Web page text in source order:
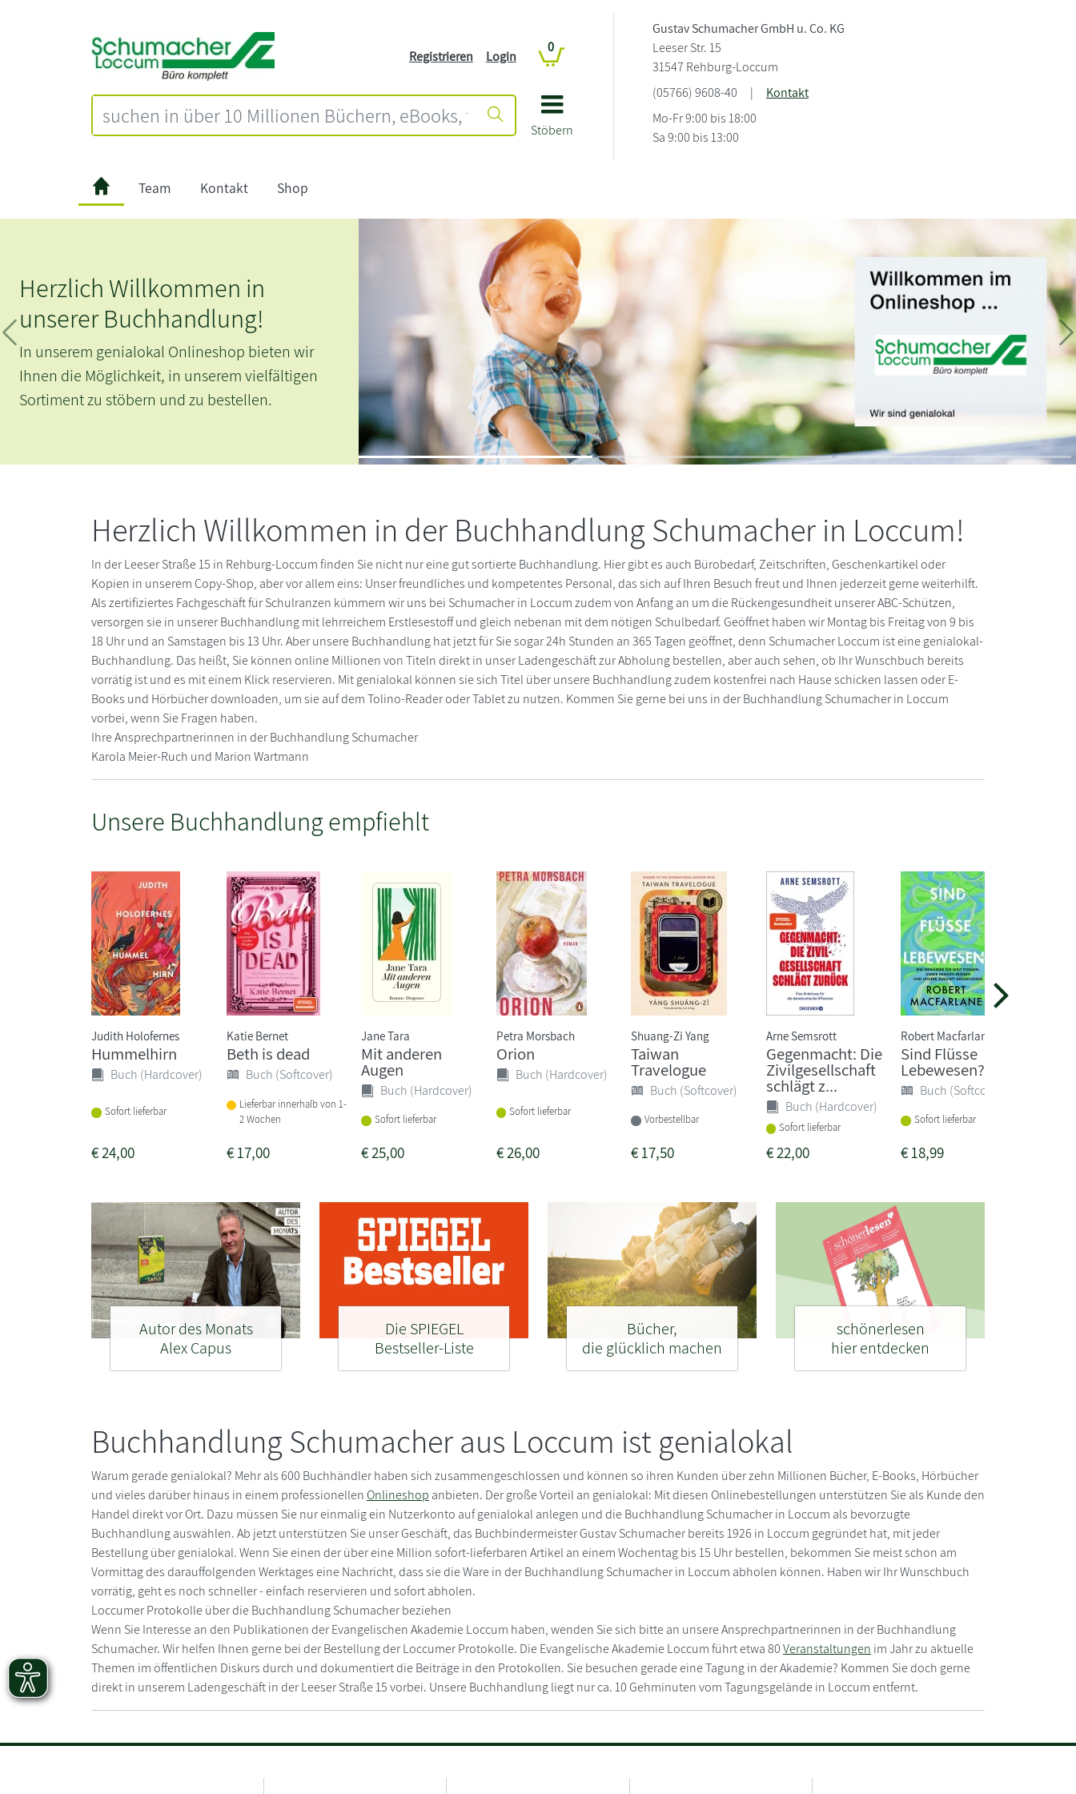
Stöbern
Registrieren Login
0
Gustav Schumacher GmbH u. Co. KG
Leeser Str. 15
31547 Rehburg-Loccum
(05766) 9608-40
|
Kontakt
Mo-Fr 9:00 bis 18:00
Sa 9:00 bis 13:00
Team Kontakt Shop
Zurück
Willkommen in
Buchhandlung!
genialokal Onlineshop bieten wir
Möglichkeit, in unserem vielfältigen
zu stöbern und zu bestellen.
Von
Herzlich Willkommen in der Buchhandlung Schumacher in Loccum!
In der Leeser Straße 15 in Rehburg-Loccum finden Sie nicht nur eine gut sortierte Buchhandlung. Hier gibt es auch Bürobedarf, Zeitschriften, Geschenkartikel oder
Kopien in unserem Copy-Shop, aber vor allem eins: Unser freundliches und kompetentes Personal, das sich auf Ihren Besuch freut und Ihnen jederzeit gerne weiterhilft.
Als zertifiziertes Fachgeschäft für Schulranzen kümmern wir uns bei Schumacher in Loccum zudem von Anfang an um die Rückengesundheit unserer ABC-Schützen,
versorgen sie in unserer Buchhandlung mit lehrreichem Erstlesestoff und gleich nebenan mit dem nötigen Schulbedarf. Geöffnet haben wir Montag bis Freitag von 9 bis
18 Uhr und an Samstagen bis 13 Uhr. Aber unsere Buchhandlung hat jetzt für Sie sogar 24h Stunden an 365 Tagen geöffnet, denn Schumacher Loccum ist eine genialokal-
Buchhandlung. Das heißt, Sie können online Millionen von Titeln direkt in unser Ladengeschäft zur Abholung bestellen, aber auch sehen, ob Ihr Wunschbuch bereits
vorrätig ist und es mit einem Klick reservieren. Mit genialokal können sie sich Titel über unsere Buchhandlung zudem kostenfrei nach Hause schicken lassen oder E-
Books und Hörbücher downloaden, um sie auf dem Tolino-Reader oder Tablet zu nutzen. Kommen Sie gerne bei uns in der Buchhandlung Schumacher in Loccum
vorbei, wenn Sie Fragen haben.
Ihre Ansprechpartnerinnen in der Buchhandlung Schumacher
Karola Meier-Ruch und Marion Wartmann
Unsere Buchhandlung empfiehlt
Judith Holofernes
Hummelhirn
Buch (Hardcover)
Sofort lieferbar
€24,00
Katie Bernet
Beth is dead
Buch (Softcover)
Lieferbar innerhalb von 1-
2 Wochen
€17,00
Jane Tara
Mit anderen
Augen
Buch (Hardcover)
Sofort lieferbar
€25,00
Petra Morsbach
Orion
Buch (Hardcover)
Sofort lieferbar
€26,00
Shuang-Zi Yang
Taiwan
Travelogue
Buch (Softcover)
Vorbestellbar
€17,50
Arne Semsrott
Gegenmacht: Die
Zivilgesellschaft
schlägt z...
Buch (Hardcover)
Sofort lieferbar
€22,00
Robert Macfarlane
Sind Flüsse
Lebewesen?
Buch (Softcover)
Sofort lieferbar
€18,99
Autor des Monats
Alex Capus
Die SPIEGEL
Bestseller-Liste
Bücher,
die glücklich machen
schönerlesen
hier entdecken
Buchhandlung Schumacher aus Loccum ist genialokal
Warum gerade genialokal? Mehr als 600 Buchhändler haben sich zusammengeschlossen und können so ihren Kunden über zehn Millionen Bücher, E-Books, Hörbücher
und vieles darüber hinaus in einem professionellenOnlineshop anbieten. Der große Vorteil an genialokal: Mit diesen Onlinebestellungen unterstützen Sie als Kunde den
Handel direkt vor Ort. Dazu müssen Sie nur einmalig ein Nutzerkonto auf genialokal anlegen und die Buchhandlung Schumacher in Loccum als bevorzugte
Buchhandlung auswählen. Ab jetzt unterstützen Sie unser Geschäft, das Buchbindermeister Gustav Schumacher bereits 1926 in Loccum gegründet hat, mit jeder
Bestellung über genialokal. Wenn Sie einen der über eine Million sofort-lieferbaren Artikel an einem Wochentag bis 15 Uhr bestellen, bekommen Sie meist schon am
Vormittag des darauffolgenden Werktages eine Nachricht, dass sie die Ware in der Buchhandlung Schumacher in Loccum abholen können. Haben wir Ihr Wunschbuch
vorrätig, geht es noch schneller - einfach reservieren und sofort abholen.
Loccumer Protokolle über die Buchhandlung Schumacher beziehen
Wenn Sie Interesse an den Publikationen der Evangelischen Akademie Loccum haben, wenden Sie sich bitte an unsere Ansprechpartnerinnen in der Buchhandlung
Schumacher. Wir helfen Ihnen gerne bei der Bestellung der Loccumer Protokolle. Die Evangelische Akademie Loccum führt etwa 80Veranstaltungen im Jahr zu aktuelle
Themen im öffentlichen Diskurs durch und dokumentiert die Beiträge in den Protokollen. Sie besuchen gerade eine Tagung in der Akademie? Kommen Sie doch gerne
direkt in unserem Ladengeschäft in der Leeser Straße 15 vorbei. Unsere Buchhandlung liegt nur ca. 10 Gehminuten vom Tagungsgelände in Loccum entfernt.